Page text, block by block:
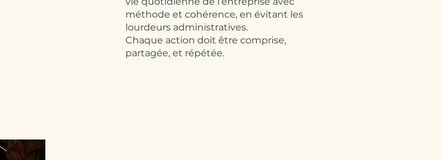
méthode et cohérence, en évitant les
lourdeurs administratives.
Chaque action doit être comprise,
partagée, et répétée.